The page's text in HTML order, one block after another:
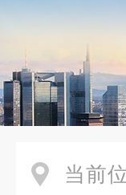
当前